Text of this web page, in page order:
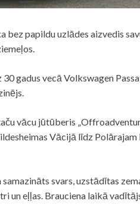
papildu uzlādes aizvedis
gadus vecā Volkswagen
vācu jūtūberis
Vācijā līdz
svars, uzstādītas
un eļļas. Brauciena laikā